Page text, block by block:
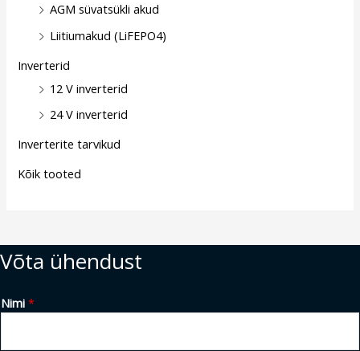
AGM süvatsükli akud
Liitiumakud (LiFEPO4)
Inverterid
12 V inverterid
24 V inverterid
Inverterite tarvikud
Kõik tooted
Võta ühendust
Nimi *